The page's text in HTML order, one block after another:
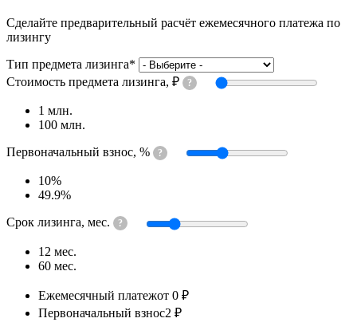
Сделайте предварительный расчёт ежемесячного платежа по
лизингу
Тип предмета лизинга*
Стоимость предмета лизинга, ₽
?
1 млн.
100 млн.
Первоначальный взнос, %
?
10%
49.9%
Срок лизинга, мес.
?
12 мес.
60 мес.
Калькуляция
Ежемесячный платежот 0 ₽
Первоначальный взнос2 ₽